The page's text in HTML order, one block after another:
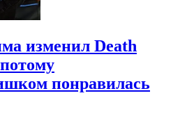
изменил Death
понравилась